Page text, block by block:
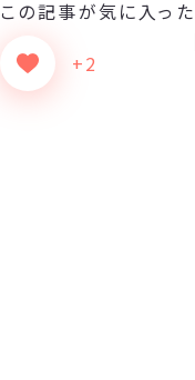
この記事が気に入った
+2